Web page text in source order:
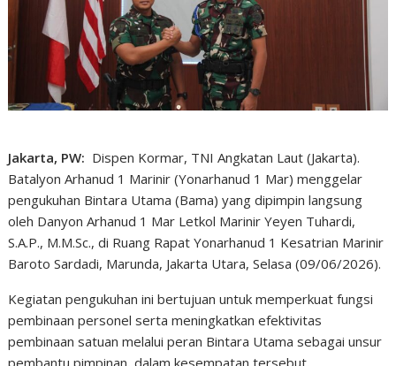
Jakarta, PW: Dispen Kormar, TNI Angkatan Laut (Jakarta).
Batalyon Arhanud 1 Marinir (Yonarhanud 1 Mar) menggelar
pengukuhan Bintara Utama (Bama) yang dipimpin langsung
oleh Danyon Arhanud 1 Mar Letkol Marinir Yeyen Tuhardi,
S.A.P., M.M.Sc., di Ruang Rapat Yonarhanud 1 Kesatrian Marinir
Baroto Sardadi, Marunda, Jakarta Utara, Selasa (09/06/2026).
Kegiatan pengukuhan ini bertujuan untuk memperkuat fungsi
pembinaan personel serta meningkatkan efektivitas
pembinaan satuan melalui peran Bintara Utama sebagai unsur
pembantu pimpinan, dalam kesempatan tersebut.